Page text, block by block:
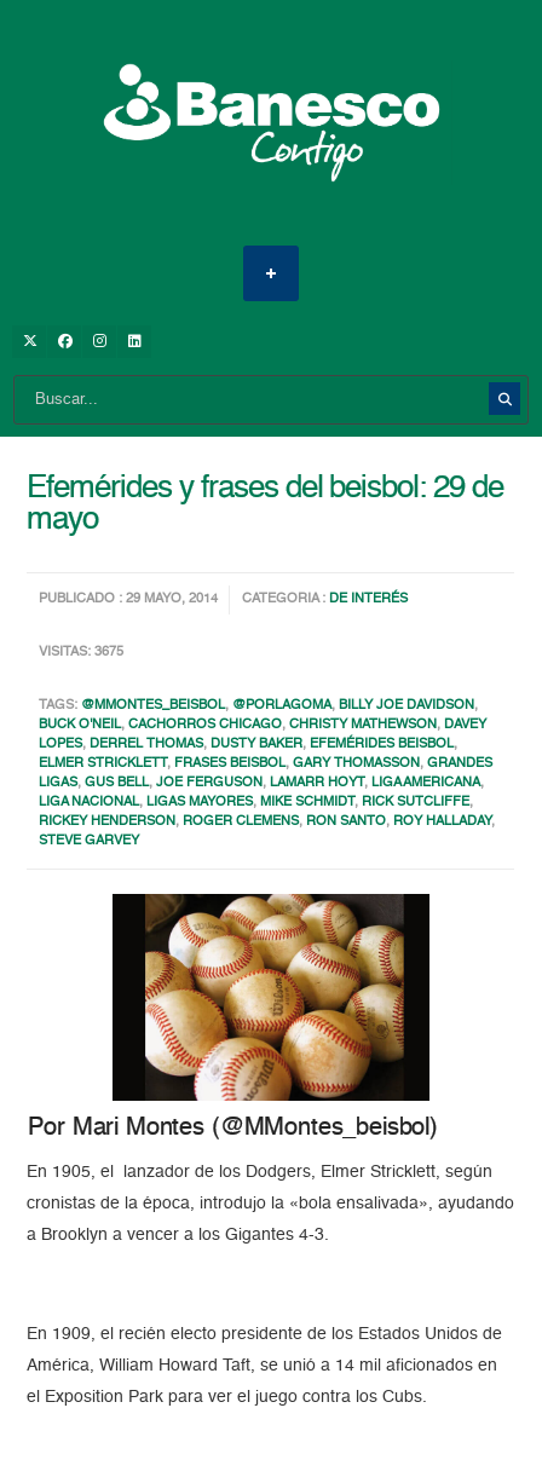
Efemérides y frases del beisbol: 29 de
mayo
PUBLICADO : 29 MAYO, 2014 CATEGORIA :DE INTERÉS
VISITAS: 3675
TAGS: @MMONTES_BEISBOL, @PORLAGOMA,BILLY JOE DAVIDSON,
BUCK O'NEIL,CACHORROS CHICAGO,CHRISTY MATHEWSON,DAVEY
LOPES,DERREL THOMAS,DUSTY BAKER, EFEMÉRIDES BEISBOL,
ELMER STRICKLETT, FRASES BEISBOL,GARY THOMASSON,GRANDES
LIGAS,GUS BELL,JOE FERGUSON,LAMARR HOYT,LIGA AMERICANA,
LIGA NACIONAL,LIGAS MAYORES,MIKE SCHMIDT, RICK SUTCLIFFE,
RICKEY HENDERSON, ROGER CLEMENS, RON SANTO, ROY HALLADAY,
STEVE GARVEY
Por Mari Montes (@MMontes_beisbol)
En 1905, el lanzador de los Dodgers, Elmer Stricklett, según
cronistas de la época, introdujo la «bola ensalivada», ayudando
a Brooklyn a vencer a los Gigantes 4-3.
En 1909, el recién electo presidente de los Estados Unidos de
América, William Howard Taft, se unió a 14 mil aficionados en
el Exposition Park para ver el juego contra los Cubs.